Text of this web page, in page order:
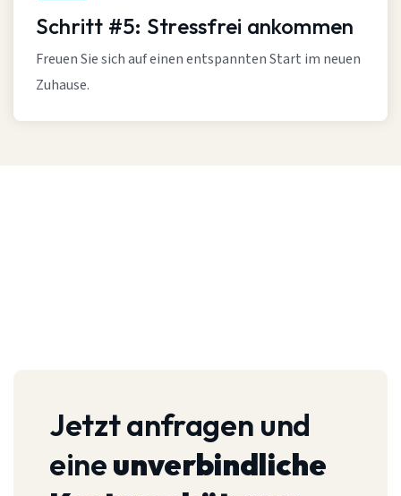
Schritt #5: Stressfrei ankommen
Freuen Sie sich auf einen entspannten Start im neuen
Zuhause.
Jetzt anfragen und
eineunverbindliche